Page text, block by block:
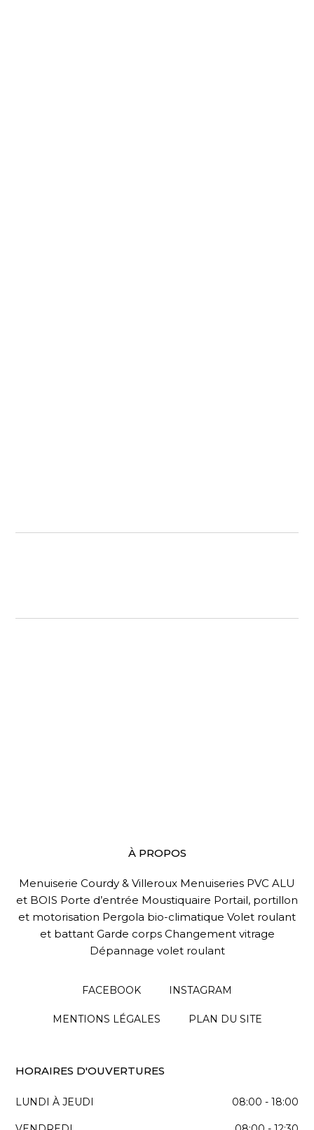
À PROPOS
Menuiserie Courdy & Villeroux Menuiseries PVC ALU
et BOIS Porte d’entrée Moustiquaire Portail, portillon
et motorisation Pergola bio-climatique Volet roulant
et battant Garde corps Changement vitrage
Dépannage volet roulant
FACEBOOK INSTAGRAM
MENTIONS LÉGALES PLAN DU SITE
HORAIRES D'OUVERTURES
LUNDI À JEUDI 08:00 - 18:00